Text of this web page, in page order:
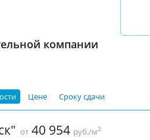
компании
Цене Сроку сдачи
от 40 954 руб./м2